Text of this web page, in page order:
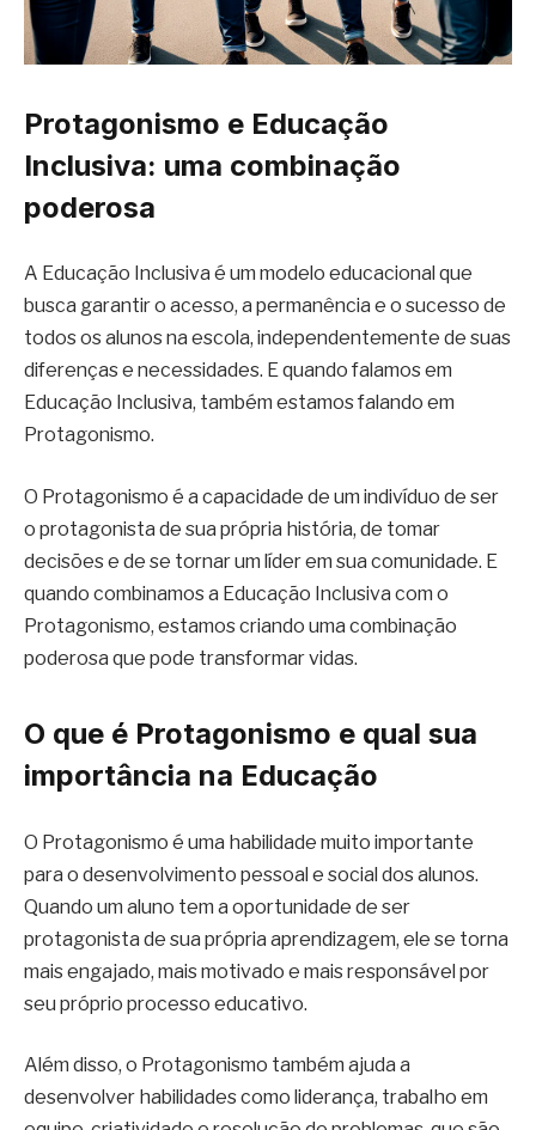
Protagonismo e Educação
Inclusiva: uma combinação
poderosa
A Educação Inclusiva é um modelo educacional que
busca garantir o acesso, a permanência e o sucesso de
todos os alunos na escola, independentemente de suas
diferenças e necessidades. E quando falamos em
Educação Inclusiva, também estamos falando em
Protagonismo.
O Protagonismo é a capacidade de um indivíduo de ser
o protagonista de sua própria história, de tomar
decisões e de se tornar um líder em sua comunidade. E
quando combinamos a Educação Inclusiva com o
Protagonismo, estamos criando uma combinação
poderosa que pode transformar vidas.
O que é Protagonismo e qual sua
importância na Educação
O Protagonismo é uma habilidade muito importante
para o desenvolvimento pessoal e social dos alunos.
Quando um aluno tem a oportunidade de ser
protagonista de sua própria aprendizagem, ele se torna
mais engajado, mais motivado e mais responsável por
seu próprio processo educativo.
Além disso, o Protagonismo também ajuda a
desenvolver habilidades como liderança, trabalho em